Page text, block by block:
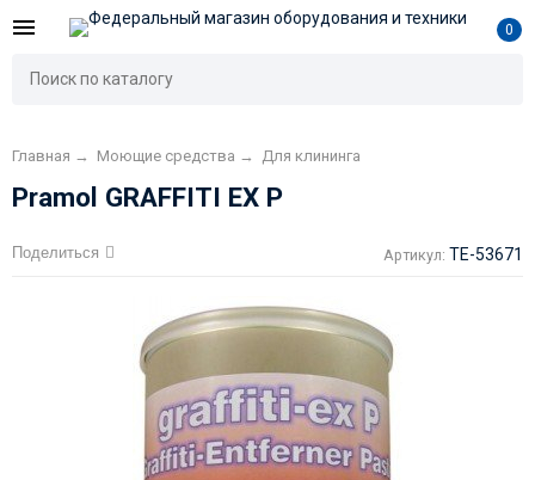
0
Главная → Моющие средства → Для клининга
Pramol GRAFFITI EX P
Поделиться Артикул: TE-53671